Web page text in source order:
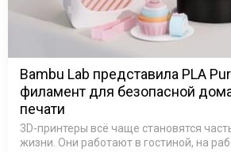
Bambu Lab представила PLA
филамент для безопасной
печати
3D-принтеры всё чаще становятся
жизни. Они работают в гостиной, на